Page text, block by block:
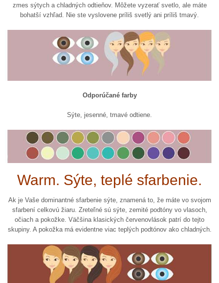
zmes sýtych a chladných odtieňov. Môžete vyzerať svetlo, ale máte
bohatší vzhľad. Nie ste vyslovene príliš svetlý ani príliš tmavý.
Odporúčané farby
Sýte, jesenné, tmavé odtiene.
Warm. Sýte, teplé sfarbenie.
Ak je Vaše dominantné sfarbenie sýte, znamená to, že máte vo svojom
sfarbení celkovú žiaru. Zreteľné sú sýte, zemité podtóny vo vlasoch,
očiach a pokožke. Väčšina klasických červenovlások patrí do tejto
skupiny. A pokožka má evidentne viac teplých podtónov ako chladných.